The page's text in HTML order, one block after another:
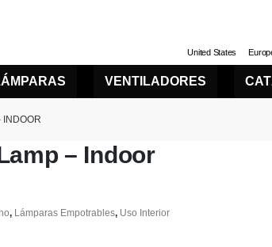
United States
VENTILADORES
INDOOR
– Indoor
, Lámparas Empotrables, Uso Interior